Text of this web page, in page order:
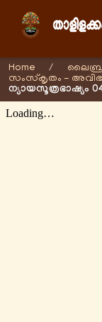
Home /
സംസ്കൃതം -
ന്യായസൂത്രഭാഷ്യം